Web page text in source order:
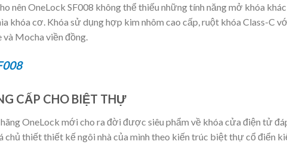
nên OneLock SF008 không thể thiếu những tính năng mở khóa khác
khóa cơ. Khóa sử dụng hợp kim nhôm cao cấp, ruột khóa Class-C
và Mocha viền đồng.
CẤP CHO BIỆT THỰ
OneLock mới cho ra đời được siêu phẩm về khóa cửa điện tử
chủ thiết thiết kế ngôi nhà của mình theo kiến trúc biệt thự cổ điển